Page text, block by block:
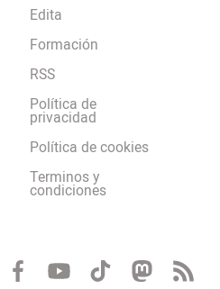
Edita
Formación
RSS
Política de
privacidad
Política de cookies
Terminos y
condiciones